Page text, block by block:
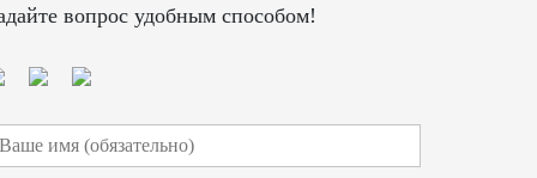
вопрос удобным способом!